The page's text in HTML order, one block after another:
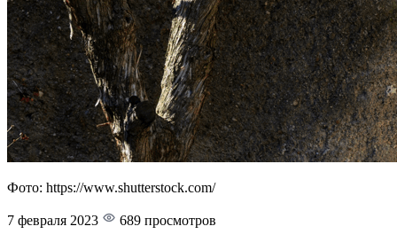
Фото: https://www.shutterstock.com/
7 февраля 2023
689 просмотров